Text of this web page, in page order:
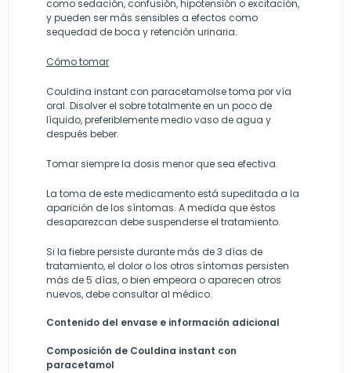
como sedación, confusión, hipotensión o excitación,
y pueden ser más sensibles a efectos como
sequedad de boca y retención urinaria.
Cómo tomar
Couldina instant con paracetamolse toma por vía
oral. Disolver el sobre totalmente en un poco de
líquido, preferiblemente medio vaso de agua y
después beber.
Tomar siempre la dosis menor que sea efectiva.
La toma de este medicamento está supeditada a la
aparición de los síntomas. A medida que éstos
desaparezcan debe suspenderse el tratamiento.
Si la fiebre persiste durante más de 3 días de
tratamiento, el dolor o los otros síntomas persisten
más de 5 días, o bien empeora o aparecen otros
nuevos, debe consultar al médico.
Contenido del envase e información adicional
Composición de Couldina instant con
paracetamol